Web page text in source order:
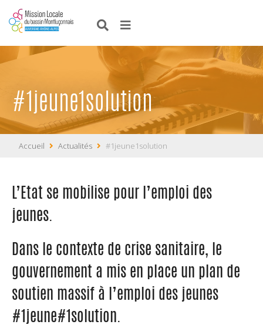
#1jeune1solution
Accueil Actualités #1jeune1solution
L’Etat se mobilise pour l’emploi des
jeunes.
Dans le contexte de crise sanitaire, le
gouvernement a mis en place un plan de
soutien massif à l’emploi des jeunes
#1jeune#1solution.